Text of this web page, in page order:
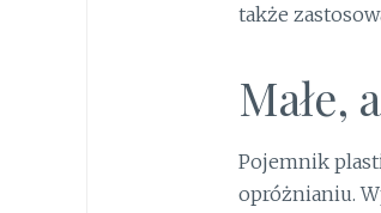
także
Małe,
Pojemnik
opróżnianiu.